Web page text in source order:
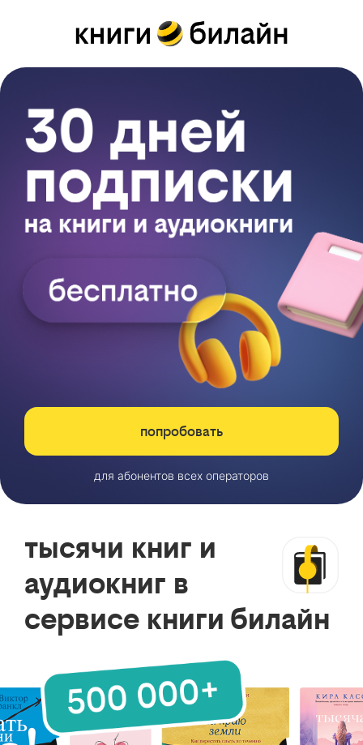
попробовать
для абонентов всех операторов
тысячи книг и
аудиокниг в
сервисе книги билайн